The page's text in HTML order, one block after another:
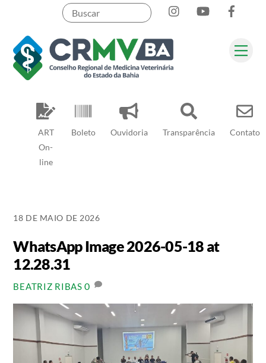
content
ART
On-
line
Boleto Ouvidoria Transparência Contato
InstagramYouTube
Pesquisar
18 DE MAIO DE 2026
WhatsApp Image 2026-05-18 at
12.28.31
BEATRIZ RIBAS 0